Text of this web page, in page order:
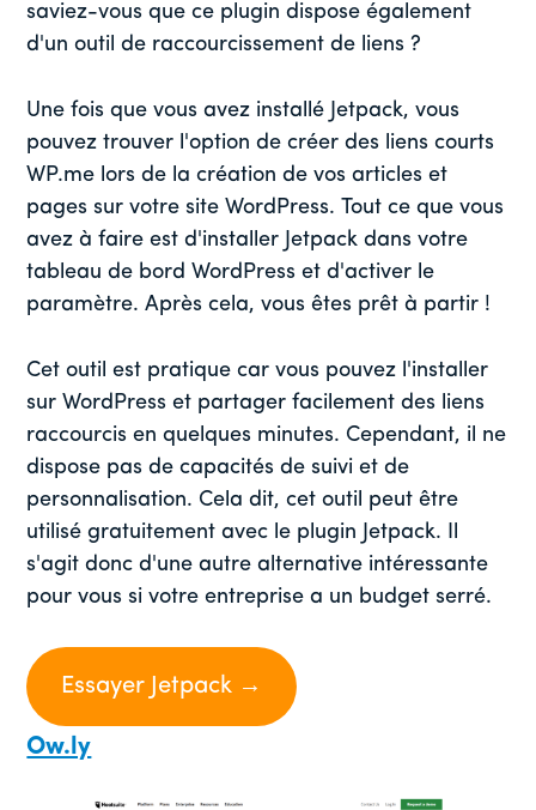
saviez-vous que ce plugin dispose également
d'un outil de raccourcissement de liens ?
Une fois que vous avez installé Jetpack, vous
pouvez trouver l'option de créer des liens courts
WP.me lors de la création de vos articles et
pages sur votre site WordPress. Tout ce que vous
avez à faire est d'installer Jetpack dans votre
tableau de bord WordPress et d'activer le
paramètre. Après cela, vous êtes prêt à partir !
Cet outil est pratique car vous pouvez l'installer
sur WordPress et partager facilement des liens
raccourcis en quelques minutes. Cependant, il ne
dispose pas de capacités de suivi et de
personnalisation. Cela dit, cet outil peut être
utilisé gratuitement avec le plugin Jetpack. Il
s'agit donc d'une autre alternative intéressante
pour vous si votre entreprise a un budget serré.
Essayer Jetpack →
Ow.ly